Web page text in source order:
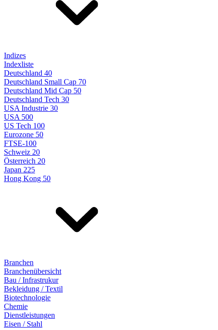
Indizes
Indexliste
Deutschland 40
Deutschland Small Cap 70
Deutschland Mid Cap 50
Deutschland Tech 30
USA Industrie 30
USA 500
US Tech 100
Eurozone 50
FTSE-100
Schweiz 20
Österreich 20
Japan 225
Hong Kong 50
Branchen
Branchenübersicht
Bau / Infrastrukur
Bekleidung / Textil
Biotechnologie
Chemie
Dienstleistungen
Eisen / Stahl